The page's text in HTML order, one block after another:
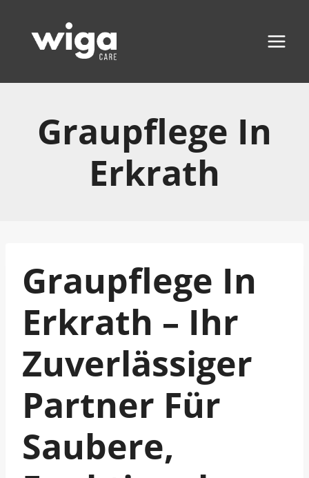
Inhalt
springen
Graupflege In
Erkrath
Graupflege In
Erkrath – Ihr
Zuverlässiger
Partner Für
Saubere,